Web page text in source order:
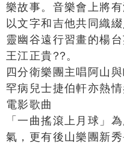
樂故事。音樂會上將
以文字和吉他共同織
靈幽谷遠行習畫的楊
王江正貴??。
四分衛樂團主唱阿山
罕病兒士捷伯軒亦熱
電影歌曲
「一曲搖滾上月球」
氣，更有後山樂團新